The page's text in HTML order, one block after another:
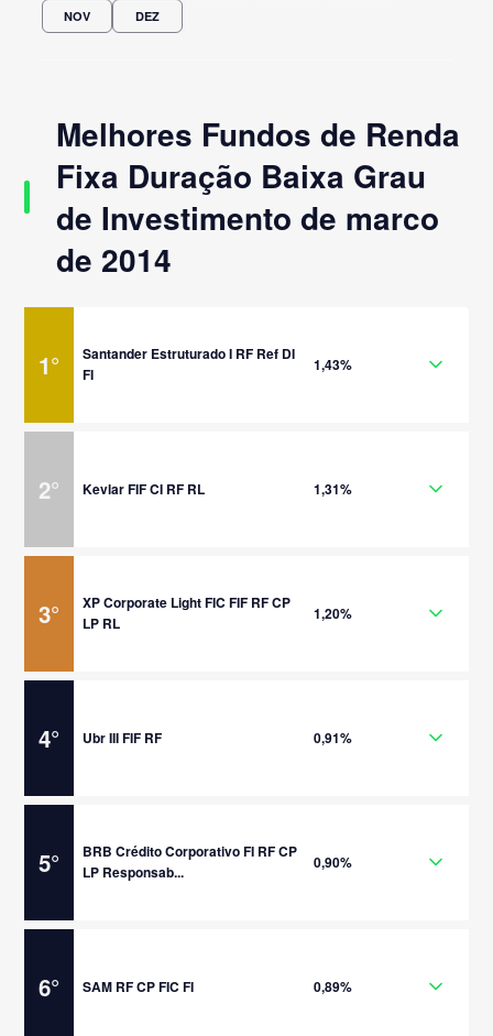
NOV DEZ
Melhores Fundos de Renda
Fixa Duração Baixa Grau
de Investimento de marco
de 2014
1°
Santander Estruturado I RF Ref DI
FI
1,43%
2° Kevlar FIF CI RF RL 1,31%
3°
XP Corporate Light FIC FIF RF CP
LP RL
1,20%
4° Ubr III FIF RF 0,91%
5°
BRB Crédito Corporativo FI RF CP
LP Responsab...
0,90%
6° SAM RF CP FIC FI 0,89%